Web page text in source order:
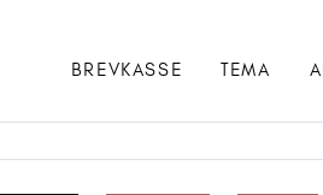
BREVKASSE TEMA